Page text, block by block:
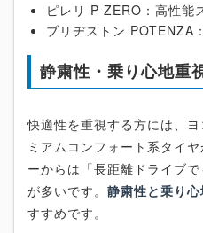
ピレリ P-ZERO：高性能
ブリヂストン POTENZA
静粛性・乗り心地重
快適性を重視する方には、
ミアムコンフォート系タイ
ーからは「長距離ドライブ
が多いです。 静粛性と乗り
すすめです。